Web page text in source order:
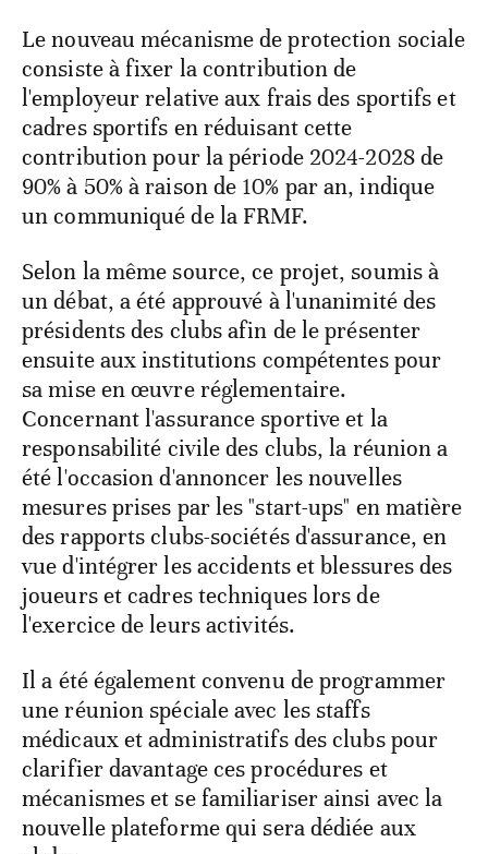
Le nouveau mécanisme de protection sociale
consiste à fixer la contribution de
l'employeur relative aux frais des sportifs et
cadres sportifs en réduisant cette
contribution pour la période 2024-2028 de
90% à 50% à raison de 10% par an, indique
un communiqué de la FRMF.
Selon la même source, ce projet, soumis à
un débat, a été approuvé à l'unanimité des
présidents des clubs afin de le présenter
ensuite aux institutions compétentes pour
sa mise en œuvre réglementaire.
Concernant l'assurance sportive et la
responsabilité civile des clubs, la réunion a
été l'occasion d'annoncer les nouvelles
mesures prises par les "start-ups" en matière
des rapports clubs-sociétés d'assurance, en
vue d'intégrer les accidents et blessures des
joueurs et cadres techniques lors de
l'exercice de leurs activités.
Il a été également convenu de programmer
une réunion spéciale avec les staffs
médicaux et administratifs des clubs pour
clarifier davantage ces procédures et
mécanismes et se familiariser ainsi avec la
nouvelle plateforme qui sera dédiée aux